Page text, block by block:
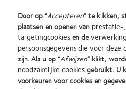
Learn
more
Learn
more
Learn
more
Learn
more
Door op “Accepteren” te klikken,
plaatsen en openen van prestatie-
targetingcookiesen de
persoonsgegevens die voor deze
zijn. Als u op “Afwijzen” klikt,
noodzakelijke cookiesgebruikt. U
voorkeuren voor cookies en